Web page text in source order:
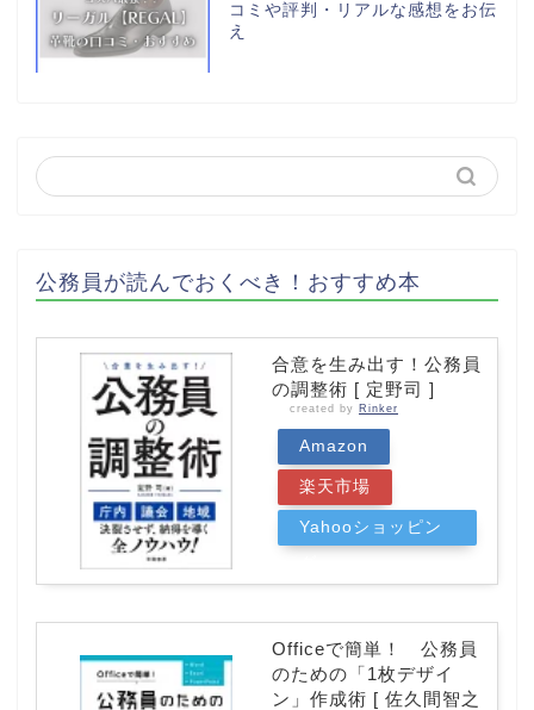
コミや評判・リアルな感想をお伝
え
公務員が読んでおくべき！おすすめ本
合意を生み出す！公務員
の調整術 [ 定野司 ]
created by Rinker
Amazon
楽天市場
Yahooショッピン
Officeで簡単！ 公務員
のための「1枚デザイ
ン」作成術 [ 佐久間智之